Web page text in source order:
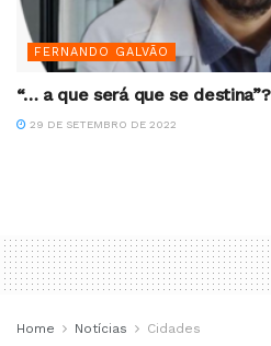
FERNANDO GALVÃO
“… a que será que se destina”?
29 DE SETEMBRO DE 2022
Home Notícias Cidades